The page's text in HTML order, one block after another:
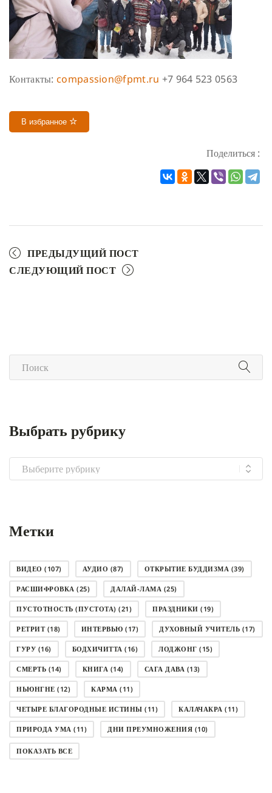
Контакты: compassion@fpmt.ru +7 964 523 0563
В избранное
Поделиться :
ПРЕДЫДУЩИЙ ПОСТ
СЛЕДУЮЩИЙ ПОСТ
Выбрать рубрику
Выбрать
рубрику
Метки
ВИДЕО (107) АУДИО (87) ОТКРЫТИЕ БУДДИЗМА (39)
РАСШИФРОВКА (25) ДАЛАЙ-ЛАМА (25)
ПУСТОТНОСТЬ (ПУСТОТА) (21) ПРАЗДНИКИ (19)
РЕТРИТ(18) ИНТЕРВЬЮ (17) ДУХОВНЫЙ УЧИТЕЛЬ (17)
ГУРУ (16) БОДХИЧИТТА (16) ЛОДЖОНГ (15)
СМЕРТЬ (14) КНИГА (14) САГА ДАВА (13)
НЬЮНГНЕ (12) КАРМА (11)
ЧЕТЫРЕ БЛАГОРОДНЫЕ ИСТИНЫ (11) КАЛАЧАКРА (11)
ПРИРОДА УМА (11) ДНИ ПРЕУМНОЖЕНИЯ (10)
СОВЕТ(10)
ПОКАЗАТЬ ВСЕ